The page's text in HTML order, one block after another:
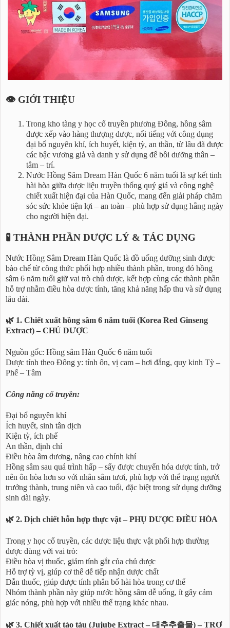
👁️ GIỚI THIỆU
Trong kho tàng y học cổ truyền phương Đông, hồng sâm
được xếp vào hàng thượng dược, nổi tiếng với công dụng
đại bổ nguyên khí, ích huyết, kiện tỳ, an thần, từ lâu đã được
các bậc vương giả và danh y sử dụng để bồi dưỡng thân –
tâm – trí.
Nước Hồng Sâm Dream Hàn Quốc 6 năm tuổi là sự kết tinh
hài hòa giữa dược liệu truyền thống quý giá và công nghệ
chiết xuất hiện đại của Hàn Quốc, mang đến giải pháp chăm
sóc sức khỏe tiện lợi – an toàn – phù hợp sử dụng hằng ngày
cho người hiện đại.
🧪 THÀNH PHẦN DƯỢC LÝ & TÁC DỤNG
Nước Hồng Sâm Dream Hàn Quốc là đồ uống dưỡng sinh được
bào chế từ công thức phối hợp nhiều thành phần, trong đó hồng
sâm 6 năm tuổi giữ vai trò chủ dược, kết hợp cùng các thành phần
hỗ trợ nhằm điều hòa dược tính, tăng khả năng hấp thu và sử dụng
lâu dài.
🌿 1. Chiết xuất hồng sâm 6 năm tuổi (Korea Red Ginseng
Extract) – CHỦ DƯỢC
Nguồn gốc: Hồng sâm Hàn Quốc 6 năm tuổi
Dược tính theo Đông y: tính ôn, vị cam – hơi đắng, quy kinh Tỳ –
Phế – Tâm
Công năng cổ truyền:
Đại bổ nguyên khí
Ích huyết, sinh tân dịch
Kiện tỳ, ích phế
An thần, định chí
Điều hòa âm dương, nâng cao chính khí
Hồng sâm sau quá trình hấp – sấy được chuyển hóa dược tính, trở
nên ôn hòa hơn so với nhân sâm tươi, phù hợp với thể trạng người
trưởng thành, trung niên và cao tuổi, đặc biệt trong sử dụng dưỡng
sinh dài ngày.
🌿 2. Dịch chiết hỗn hợp thực vật – PHỤ DƯỢC ĐIỀU HÒA
Trong y học cổ truyền, các dược liệu thực vật phối hợp thường
được dùng với vai trò:
Điều hòa vị thuốc, giảm tính gắt của chủ dược
Hỗ trợ tỳ vị, giúp cơ thể dễ tiếp nhận dược chất
Dẫn thuốc, giúp dược tính phân bố hài hòa trong cơ thể
Nhóm thành phần này giúp nước hồng sâm dễ uống, ít gây cảm
giác nóng, phù hợp với nhiều thể trạng khác nhau.
🌿 3. Chiết xuất táo tàu (Jujube Extract – 대추추출물) – TRỢ